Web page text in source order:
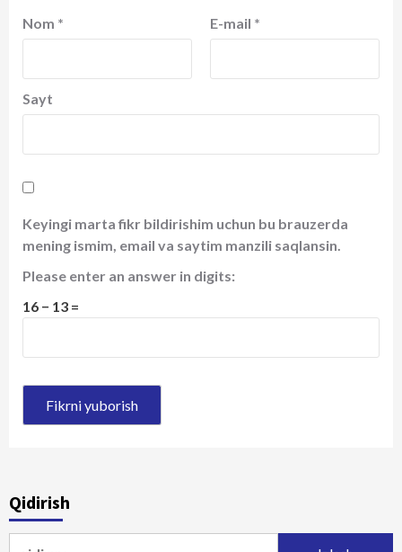
Nom * E-mail *
Sayt
Keyingi marta fikr bildirishim uchun bu brauzerda
mening ismim, email va saytim manzili saqlansin.
Please enter an answer in digits:
16 − 13 =
Qidirish